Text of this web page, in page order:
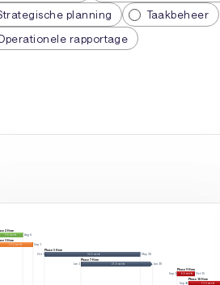
planning
Taakbeheer
rapportage